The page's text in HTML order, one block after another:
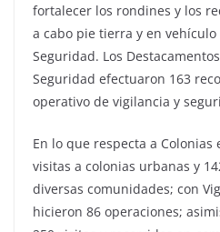
fortalecer los rondines y los
a cabo pie tierra y en vehículo
Seguridad. Los
Seguridad efectuaron 163
operativo de vigilancia y
En lo que respecta a Colonias
visitas a colonias urbanas y
diversas comunidades; con
hicieron 86 operaciones;